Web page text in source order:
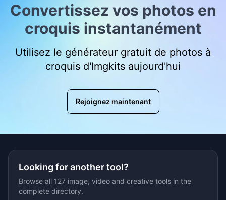
Convertissez vos photos en
croquis instantanément
Utilisez le générateur gratuit de photos à
croquis d'Imgkits aujourd'hui
Rejoignez maintenant
Looking for another tool?
Browse all 127 image, video and creative tools in the
complete directory.